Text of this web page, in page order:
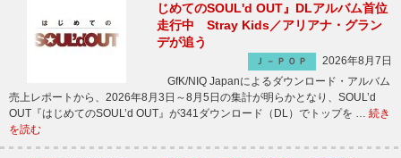
じめてのSOUL'd OUT』DLアルバム首位
走行中 Stray Kids／アリアナ・グラン
デが追う
Ｊ－ＰＯＰ
2026年8月7日
GfK/NIQ Japanによるダウンロード・アルバム
売上レポートから、2026年8月3日～8月5日の集計が明らかとなり、SOUL’d
OUT『はじめてのSOUL’d OUT』が341ダウンロード（DL）でトップを … 続き
を読む